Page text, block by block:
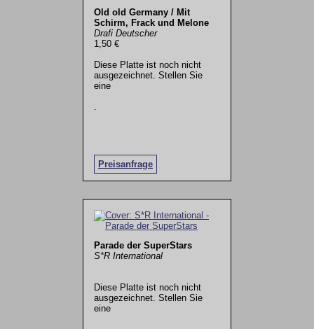
Old old Germany / Mit
Schirm, Frack und Melone
Drafi Deutscher
1,50 €
Diese Platte ist noch nicht
ausgezeichnet. Stellen Sie
eine
Preisanfrage
.
Parade der SuperStars
S*R International
Diese Platte ist noch nicht
ausgezeichnet. Stellen Sie
eine